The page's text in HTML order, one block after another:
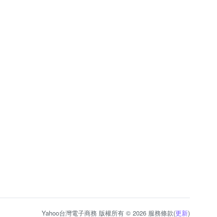
Yahoo台灣電子商務 版權所有 © 2026 服務條款(更新)